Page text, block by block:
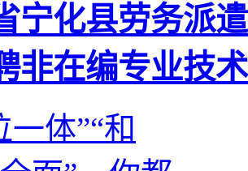
宁化县劳务派
非在编专业技